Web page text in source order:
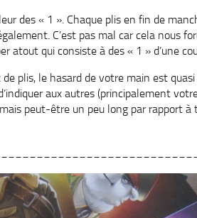
des « 1 ». Chaque plis en fin de
C’est pas mal car cela nous
atout qui consiste à des « 1 » d’une
de plis, le hasard de votre main est
aux autres (principalement
peut-être un peu long par rapport à